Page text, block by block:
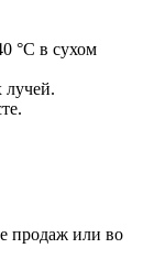
°C в сухом
лучей.
продаж или во